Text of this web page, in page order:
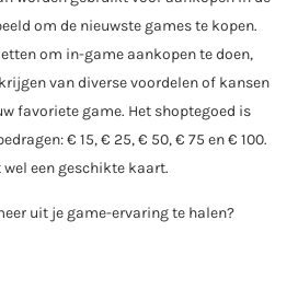
om de nieuwste games te kopen.
om in-game aankopen te doen,
van diverse voordelen of kansen
favoriete game. Het shoptegoed is
€ 15, € 25, € 50, € 75 en € 100.
een geschikte kaart.
uit je game-ervaring te halen?